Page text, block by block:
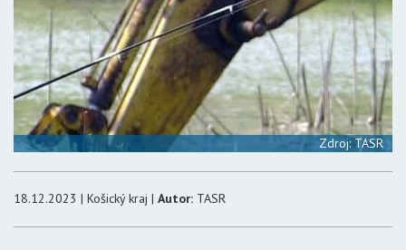
Zdroj: TASR
18.12.2023 | Košický kraj | Autor: TASR